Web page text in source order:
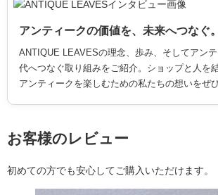
アンティークの価値を、未来へつなぐ。
ANTIQUE LEAVESの理念、歩み、そしてアン
代へつなぐ取り組みをご紹介。ショップと人を
アンティークを楽しむための私たちの想いをぜ
お客様のレビュー
初めての方でも安心してご購入いただけます。